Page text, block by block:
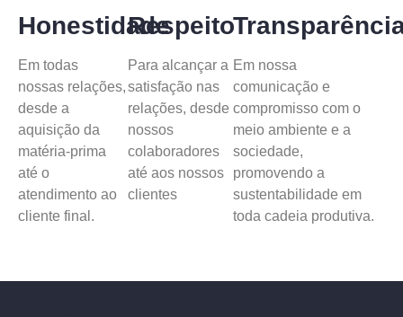
Honestidade
Em todas
nossas relações,
desde a
aquisição da
matéria-prima
até o
atendimento ao
cliente final.
Respeito
Para alcançar a
satisfação nas
relações, desde
nossos
colaboradores
até aos nossos
clientes
Em nossa
comunicação e
compromisso com o
meio ambiente e a
sociedade,
promovendo a
sustentabilidade em
toda cadeia produtiva.